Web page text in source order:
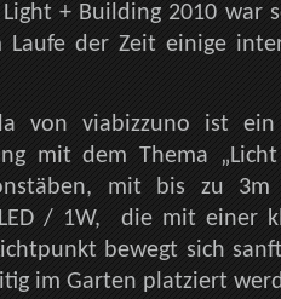
+ Building 2010 war
der Zeit einige
von viabizzuno ist
mit dem Thema
mit bis zu 3m
/ 1W, die mit einer
bewegt sich
im Garten platziert